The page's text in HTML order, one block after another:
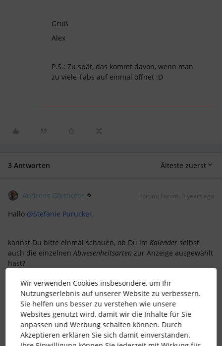
Gruß
Alex
P.S.: Zu spät, das kommt davon, wenn man
zu viele Tabs auf einmal öffnet :D
3 Antworten Älteste zuerst
Andreas Görthofer Forum|Forum|3 years ago
Hallo @Stefanie Purucker,
kannst Du bitte einmal schauen, ob Du im Kalender selbst
auch die einzelnen Abwesenheitsarten zur Anzeige ausgewählt
hast?
und wählst dort diejenigen Abwesenheitsarten aus, die Du
sehen möchstest:
Wir verwenden Cookies insbesondere, um Ihr
Nutzungserlebnis auf unserer Website zu verbessern.
Sie helfen uns besser zu verstehen wie unsere
Websites genutzt wird, damit wir die Inhalte für Sie
anpassen und Werbung schalten können. Durch
Akzeptieren erklären Sie sich damit einverstanden.